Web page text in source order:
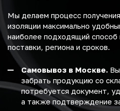
Мы делаем процесс
изоляции максимально
наиболее подходящий
поставки, региона и сроков.
Самовывоз в Москве.
забрать продукцию со
потребуется документ,
а также подтверждение